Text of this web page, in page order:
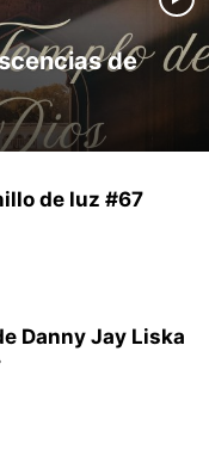
de
de luz #67
Danny Jay Liska